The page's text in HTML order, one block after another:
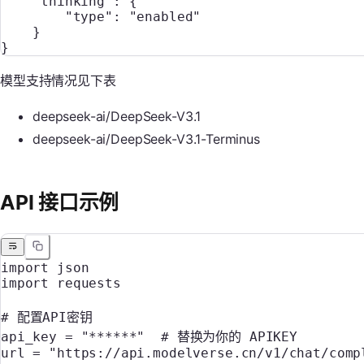
        "type"
:
"enabled"
    }
}
模型支持情况见下表
deepseek-ai/DeepSeek-V3.1
deepseek-ai/DeepSeek-V3.1-Terminus
API 接口示例
import
json
import
requests
# 配置API密钥
api_key = "******"
  # 替换为你的 APIKEY
url = "https://api.modelverse.cn/v1/chat/